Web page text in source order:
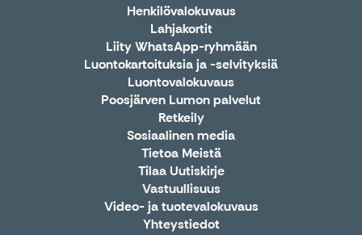
Henkilövalokuvaus
Lahjakortit
Liity WhatsApp-ryhmään
Luontokartoituksia ja -selvityksiä
Luontovalokuvaus
Poosjärven Lumon palvelut
Retkeily
Sosiaalinen media
Tietoa Meistä
Tilaa Uutiskirje
Vastuullisuus
Video- ja tuotevalokuvaus
Yhteystiedot